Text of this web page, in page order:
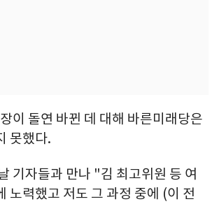
이 돌연 바뀐 데 대해 바른미래당은
못했다.
기자들과 만나 "김 최고위원 등 여
노력했고 저도 그 과정 중에 (이 전